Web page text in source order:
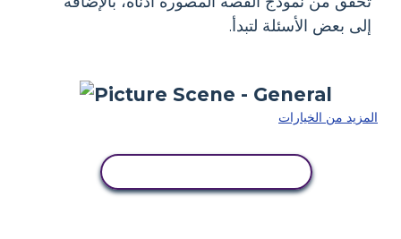
إلى بعض الأسئلة لتبدأ.
المزيد من الخيارات